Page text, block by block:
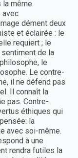
la même
avec
dément deux
et éclairée : le
requiert ; le
de la
le
Le contre-
il ne défend pas
Il connaît la
pas. Contre-
éthiques qui
la
avec soi-même.
à une
rendra futiles la